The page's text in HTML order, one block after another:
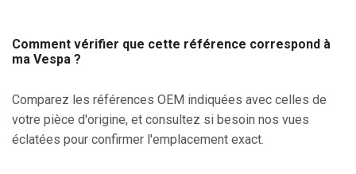
Comment vérifier que cette référence correspond à
ma Vespa ?
Comparez les références OEM indiquées avec celles de
votre pièce d'origine, et consultez si besoin nos vues
éclatées pour confirmer l'emplacement exact.